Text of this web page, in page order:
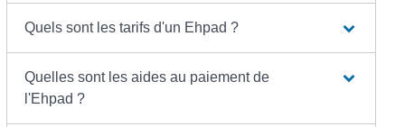
Quels sont les tarifs d'un Ehpad ?
Quelles sont les aides au paiement de
l'Ehpad ?